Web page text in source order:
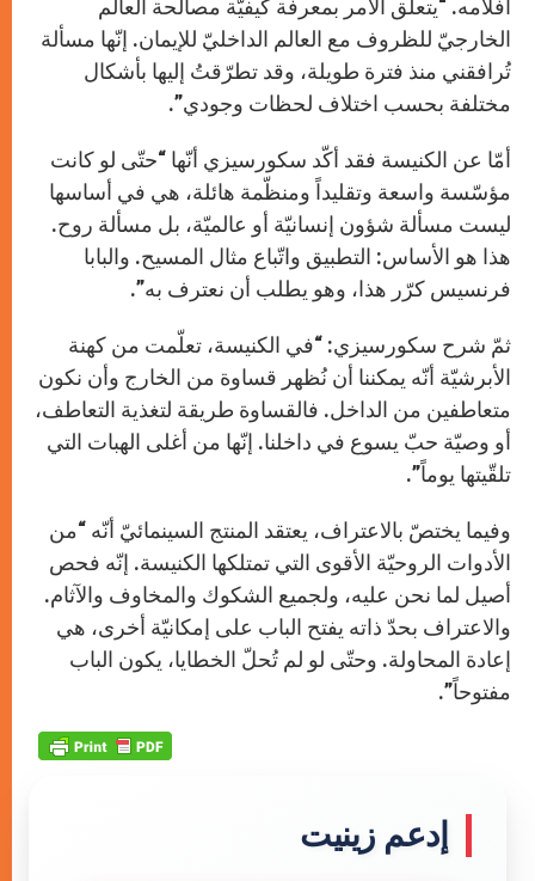
أفلامه. “يتعلّق الأمر بمعرفة كيفيّة مصالحة العالم
الخارجيّ للظروف مع العالم الداخليّ للإيمان. إنّها مسألة
تُرافقني منذ فترة طويلة، وقد تطرّقتُ إليها بأشكال
مختلفة بحسب اختلاف لحظات وجودي”.
أمّا عن الكنيسة فقد أكّد سكورسيزي أنّها “حتّى لو كانت
مؤسّسة واسعة وتقليداً ومنظّمة هائلة، هي في أساسها
ليست مسألة شؤون إنسانيّة أو عالميّة، بل مسألة روح.
هذا هو الأساس: التطبيق واتّباع مثال المسيح. والبابا
فرنسيس كرّر هذا، وهو يطلب أن نعترف به”.
ثمّ شرح سكورسيزي: “في الكنيسة، تعلّمت من كهنة
الأبرشيّة أنّه يمكننا أن نُظهر قساوة من الخارج وأن نكون
متعاطفين من الداخل. فالقساوة طريقة لتغذية التعاطف،
أو وصيّة حبّ يسوع في داخلنا. إنّها من أغلى الهبات التي
تلقّيتها يوماً”.
وفيما يختصّ بالاعتراف، يعتقد المنتج السينمائيّ أنّه “من
الأدوات الروحيّة الأقوى التي تمتلكها الكنيسة. إنّه فحص
أصيل لما نحن عليه، ولجميع الشكوك والمخاوف والآثام.
والاعتراف بحدّ ذاته يفتح الباب على إمكانيّة أخرى، هي
إعادة المحاولة. وحتّى لو لم تُحلّ الخطايا، يكون الباب
مفتوحاً”.
إدعم زينيت